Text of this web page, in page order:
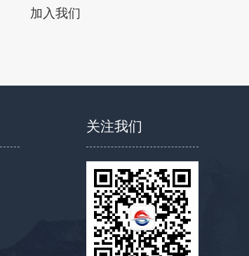
加入我们
关注我们